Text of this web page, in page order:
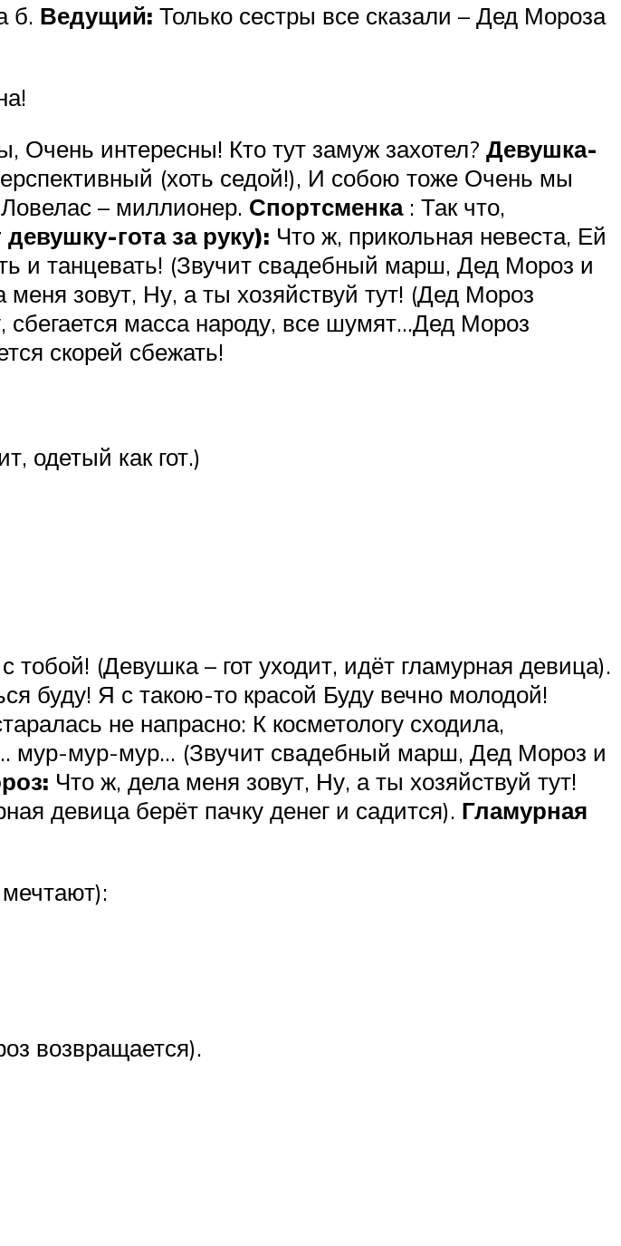
б. Ведущий: Только сестры все сказали – Дед Мороза
интересны! Кто тут замуж захотел? Девушка-
(хоть седой!), И собою тоже Очень мы
– миллионер. Спортсменка: Так что,
гота за руку): Что ж, прикольная невеста, Ей
и танцевать! (Звучит свадебный марш, Дед Мороз и
меня зовут, Ну, а ты хозяйствуй тут! (Дед Мороз
сбегается масса народу, все шумят…Дед Мороз
скорей сбежать!
одетый как гот.)
(Девушка – гот уходит, идёт гламурная девица).
буду! Я с такою-то красой Буду вечно молодой!
не напрасно: К косметологу сходила,
мур-мур-мур… (Звучит свадебный марш, Дед Мороз и
Что ж, дела меня зовут, Ну, а ты хозяйствуй тут!
девица берёт пачку денег и садится). Гламурная
возвращается).